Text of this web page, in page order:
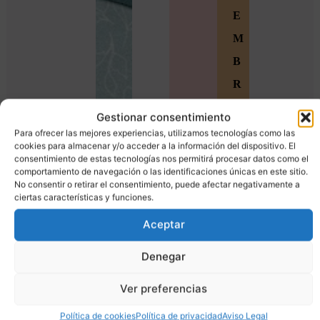
Gestionar consentimiento
Para ofrecer las mejores experiencias, utilizamos tecnologías como las
cookies para almacenar y/o acceder a la información del dispositivo. El
consentimiento de estas tecnologías nos permitirá procesar datos como el
comportamiento de navegación o las identificaciones únicas en este sitio.
No consentir o retirar el consentimiento, puede afectar negativamente a
ciertas características y funciones.
Aceptar
Denegar
Ver preferencias
Política de cookiesPolítica de privacidadAviso Legal
E
M
B
R
S
Ú
n
e
a